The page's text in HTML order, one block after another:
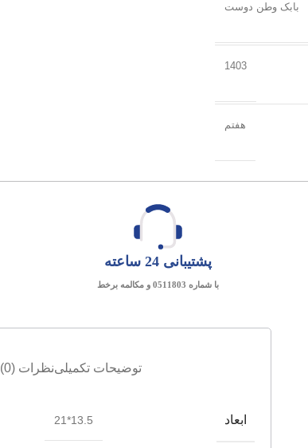
بابک وطن دوست
1403
هفتم
پشتیبانی 24 ساعته
با شماره 0511803 و مکالمه برخط
توضیحات تکمیلینظرات (0)
ابعاد 13.5*21